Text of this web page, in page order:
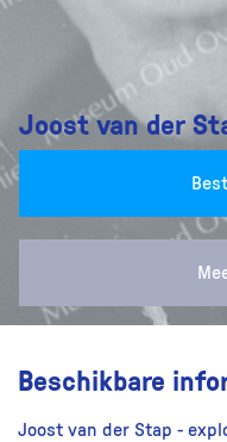
Joost van der
Beschikbare
Joost van der Stap -